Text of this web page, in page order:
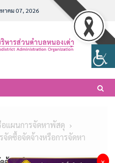
าคม 07, 2026
อแผนการจัดหาพัสดุ
จัดซื้อจัดจ้างหรือการจัดหา
×